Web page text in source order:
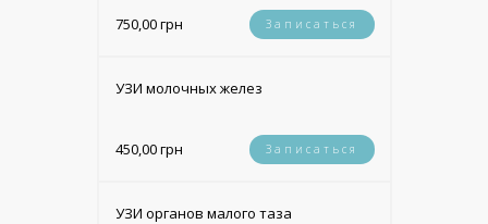
750,00 грн Записаться
УЗИ молочных желез
450,00 грн Записаться
УЗИ органов малого таза